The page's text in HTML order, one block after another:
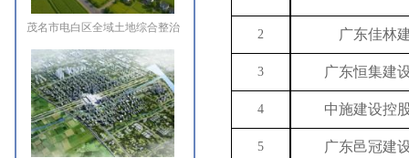
茂名市电白区全域土地综合整治
镇全域土地综合整治工程
2 广东佳林
3 广东恒集建
4 中施建设控
5 广东邑冠建